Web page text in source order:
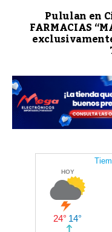
Pululan en
FARMACIAS